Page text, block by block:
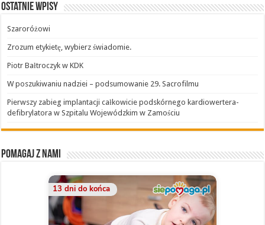
Ostatnie wpisy
Szaroróżowi
Zrozum etykietę, wybierz świadomie.
Piotr Bałtroczyk w KDK
W poszukiwaniu nadziei – podsumowanie 29. Sacrofilmu
Pierwszy zabieg implantacji całkowicie podskórnego kardiowertera-
defibrylatora w Szpitalu Wojewódzkim w Zamościu
Pomagaj z nami